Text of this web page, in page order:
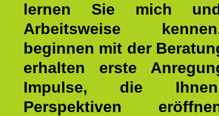
lernen Sie mich
Arbeitsweise
beginnen mit der
erhalten erste
Impulse, die
Perspektiven